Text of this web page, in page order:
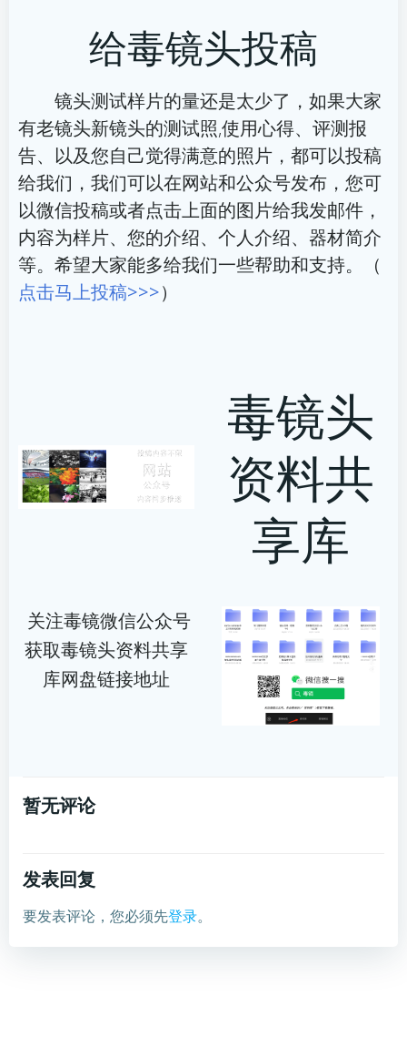
航
导
航
给毒镜头投稿
镜头测试样片的量还是太少了，如果大家
有老镜头新镜头的测试照,使用心得、评测报
告、以及您自己觉得满意的照片，都可以投稿
给我们，我们可以在网站和公众号发布，您可
以微信投稿或者点击上面的图片给我发邮件，
内容为样片、您的介绍、个人介绍、器材简介
等。希望大家能多给我们一些帮助和支持。（
点击马上投稿>>>）
毒镜头
资料共
享库
关注毒镜微信公众号
获取毒镜头资料共享
库网盘链接地址
暂无评论
发表回复
要发表评论，您必须先登录。